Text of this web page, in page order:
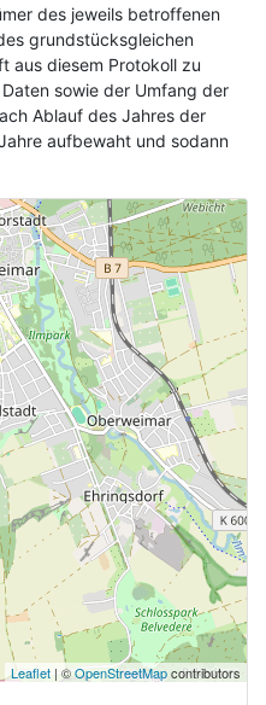
des jeweils betroffenen
grundstücksgleichen
aus diesem Protokoll zu
sowie der Umfang der
Ablauf des Jahres der
aufbewaht und sodann
Leaflet| ©OpenStreetMapcontributors